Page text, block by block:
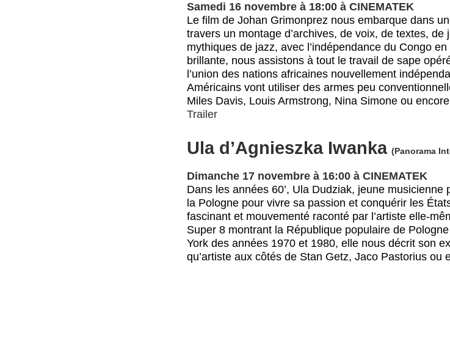
Samedi 16 novembre à 18:00 à CINEMATEK
Le film de Johan Grimonprez nous embarque dans
travers un montage d’archives, de voix, de textes,
mythiques de jazz, avec l’indépendance du Congo
brillante, nous assistons à tout le travail de sape
l’union des nations africaines nouvellement
Américains vont utiliser des armes peu
Miles Davis, Louis Armstrong, Nina Simone ou
Trailer
Ula d’Agnieszka Iwanka (Panorama
Dimanche 17 novembre à 16:00 à CINEMATEK
Dans les années 60’, Ula Dudziak, jeune
la Pologne pour vivre sa passion et conquérir les
fascinant et mouvementé raconté par l’artiste elle-
Super 8 montrant la République populaire de
York des années 1970 et 1980, elle nous décrit son
qu’artiste aux côtés de Stan Getz, Jaco Pastorius